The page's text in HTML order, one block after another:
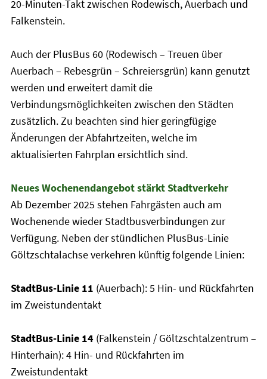
20-Minuten-Takt zwischen Rodewisch, Auerbach und
Falkenstein.
Auch der PlusBus 60 (Rodewisch – Treuen über
Auerbach – Rebesgrün – Schreiersgrün) kann genutzt
werden und erweitert damit die
Verbindungsmöglichkeiten zwischen den Städten
zusätzlich. Zu beachten sind hier geringfügige
Änderungen der Abfahrtzeiten, welche im
aktualisierten Fahrplan ersichtlich sind.
Neues Wochenendangebot stärkt Stadtverkehr
Ab Dezember 2025 stehen Fahrgästen auch am
Wochenende wieder Stadtbusverbindungen zur
Verfügung. Neben der stündlichen PlusBus-Linie
Göltzschtalachse verkehren künftig folgende Linien:
StadtBus-Linie 11 (Auerbach): 5 Hin- und Rückfahrten
im Zweistundentakt
StadtBus-Linie 14 (Falkenstein / Göltzschtalzentrum –
Hinterhain): 4 Hin- und Rückfahrten im
Zweistundentakt